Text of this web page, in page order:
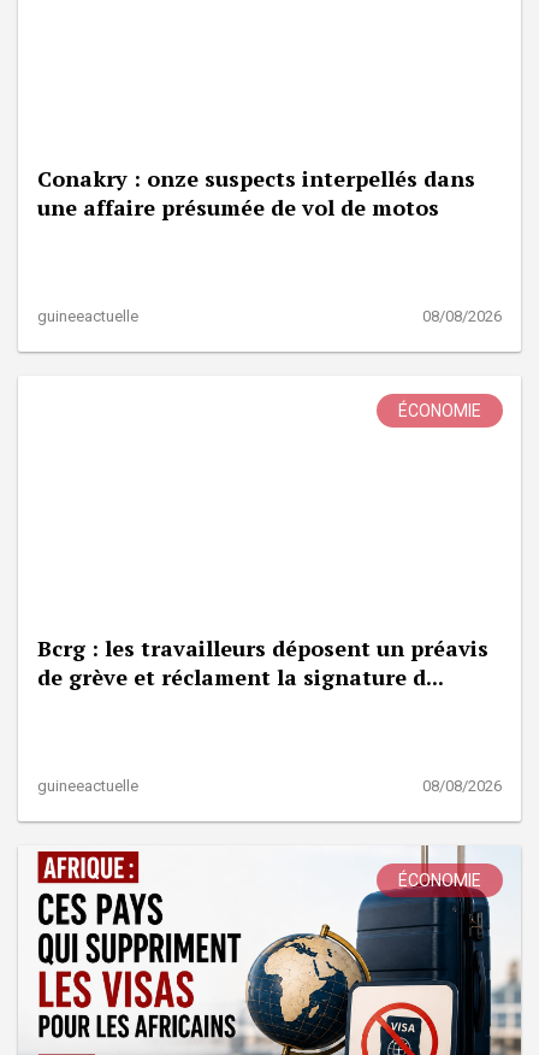
Conakry : onze suspects interpellés dans
une affaire présumée de vol de motos
guineeactuelle 08/08/2026
ÉCONOMIE
Bcrg : les travailleurs déposent un préavis
de grève et réclament la signature d...
guineeactuelle 08/08/2026
ÉCONOMIE